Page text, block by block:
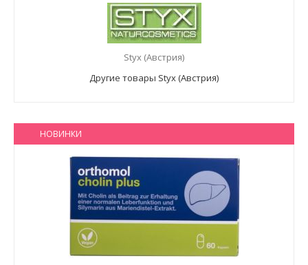
Styx (Австрия)
Другие товары Styx (Австрия)
НОВИНКИ